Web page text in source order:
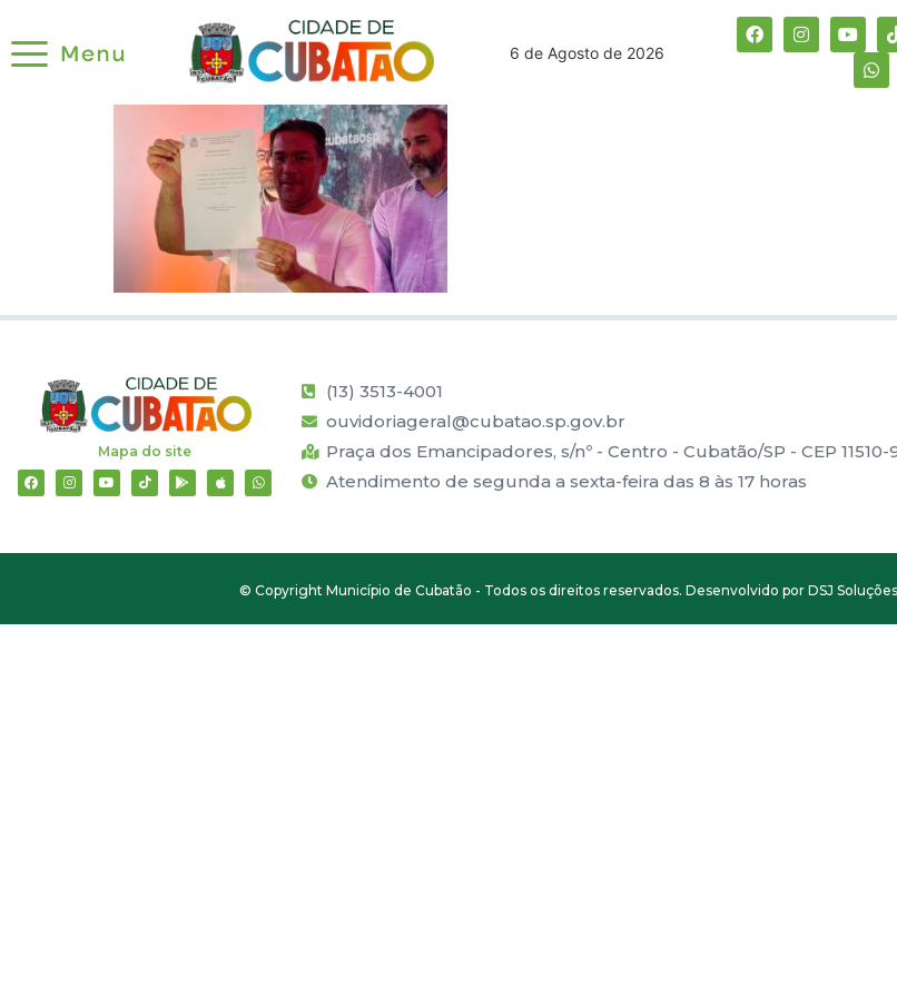
6 de Agosto de 2026
Mapa do site
(13) 3513-4001
ouvidoriageral@cubatao.sp.gov.br
Praça dos Emancipadores, s/nº - Centro - Cubatão/SP - CEP 11510-
Atendimento de segunda a sexta-feira das 8 às 17 horas
© Copyright Município de Cubatão - Todos os direitos reservados. Desenvolvido por DSJ